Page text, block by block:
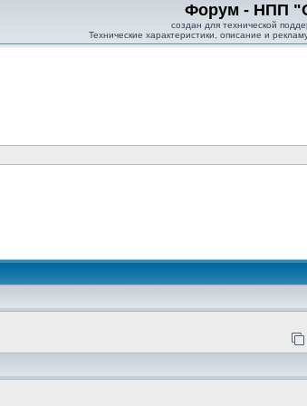
Форум - НПП
создан для технической
Технические характеристики, описание и